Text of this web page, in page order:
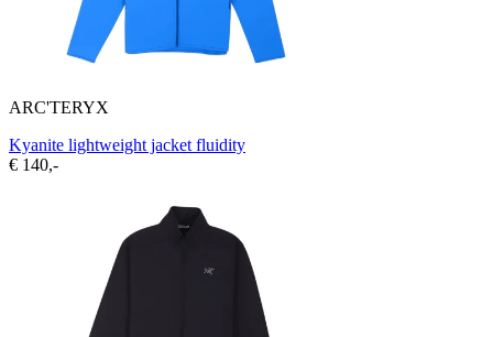
ARC'TERYX
Kyanite lightweight jacket fluidity
€ 140,-